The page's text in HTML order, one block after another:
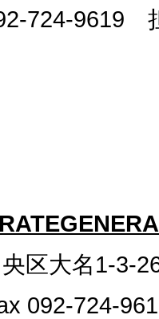
724-9619
区大名1-3-
092-724-